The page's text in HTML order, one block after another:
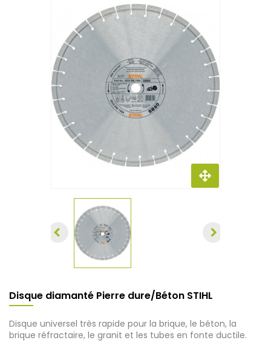
Disque diamanté Pierre dure/Béton STIHL
Disque universel très rapide pour la brique, le béton, la
brique réfractaire, le granit et les tubes en fonte ductile.